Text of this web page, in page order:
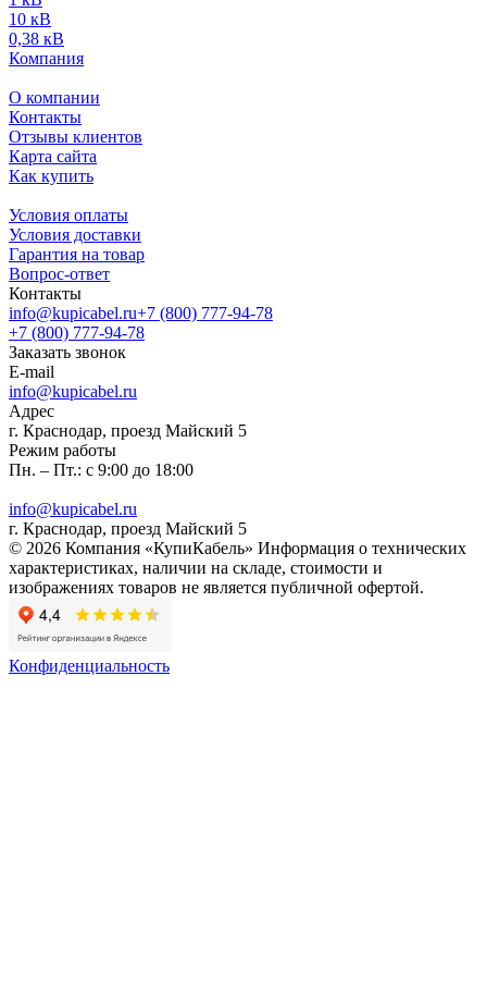
10 кВ
0,38 кВ
Компания
О компании
Контакты
Отзывы клиентов
Карта сайта
Как купить
Условия оплаты
Условия доставки
Гарантия на товар
Вопрос-ответ
Контакты
info@kupicabel.ru+7 (800) 777-94-78
+7 (800) 777-94-78
Заказать звонок
E-mail
info@kupicabel.ru
Адрес
г. Краснодар, проезд Майский 5
Режим работы
Пн. – Пт.: с 9:00 до 18:00
info@kupicabel.ru
г. Краснодар, проезд Майский 5
© 2026 Компания «КупиКабель» Информация о технических
характеристиках, наличии на складе, стоимости и
изображениях товаров не является публичной офертой.
Конфиденциальность